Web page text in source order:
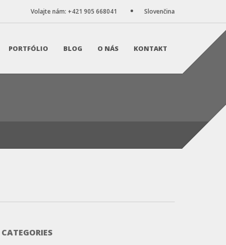
Volajte nám: +421 905 668041 Slovenčina
PORTFÓLIO BLOG O NÁS KONTAKT
CATEGORIES